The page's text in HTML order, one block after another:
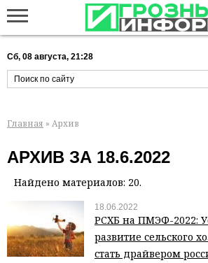
Сб, 08 августа, 21:28
Главная » Архив
АРХИВ ЗА 18.6.2022
Найдено материалов: 20.
18.06.2022
РСХБ на ПМЭФ-2022:
развитие сельского
стать драйвером